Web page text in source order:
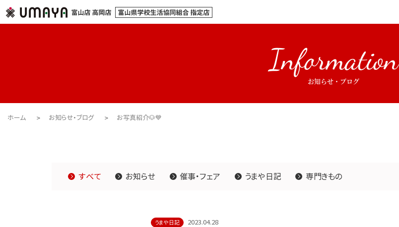
Information
お知らせ・ブログ
ホーム お知らせ・ブログ お写真紹介🐶💙
すべて お知らせ 催事・フェア うまや日記 専門きもの
うまや日記 2023.04.28